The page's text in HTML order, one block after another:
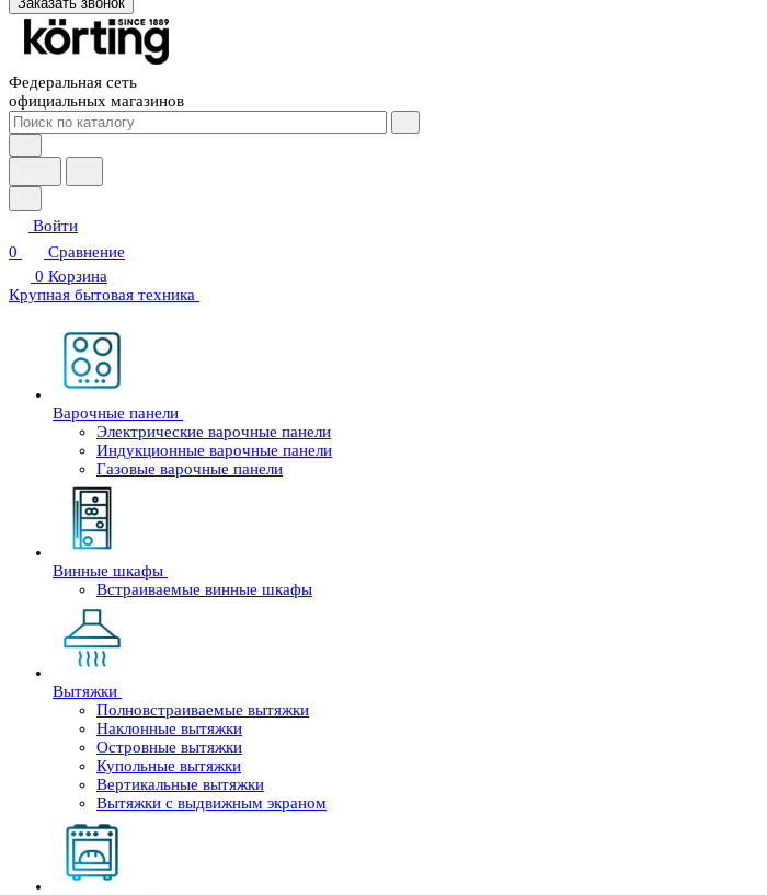
Федеральная сеть
официальных магазинов
Войти
0
Сравнение
0 Корзина
Крупная бытовая техника
Варочные панели
Электрические варочные панели
Индукционные варочные панели
Газовые варочные панели
Винные шкафы
Встраиваемые винные шкафы
Вытяжки
Полновстраиваемые вытяжки
Наклонные вытяжки
Островные вытяжки
Купольные вытяжки
Вертикальные вытяжки
Вытяжки с выдвижным экраном